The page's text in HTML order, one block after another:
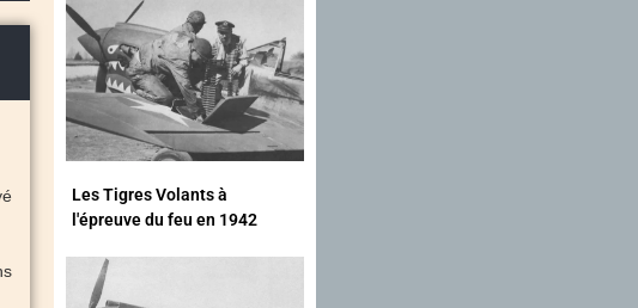
Les Tigres Volants à
l'épreuve du feu en 1942